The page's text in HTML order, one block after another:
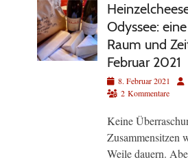
Odyssee:
Raum und
Februar 2021
Veröffentlicht
am
8. Februar 2021
2 Kommentare
Keine
Zusammensitzen
Weile dauern.